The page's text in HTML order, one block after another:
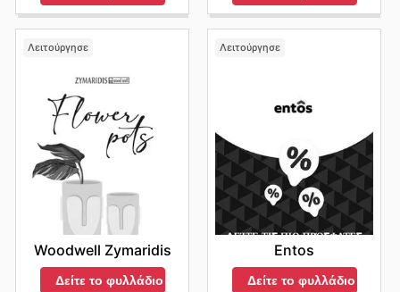
Λειτούργησε
Woodwell Zymaridis
Δείτε το φυλλάδιο
Λειτούργησε
Entos
Δείτε το φυλλάδιο